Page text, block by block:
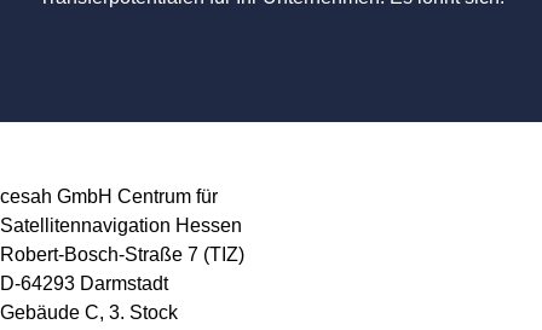
cesah GmbH Centrum für
Satellitennavigation Hessen
Robert-Bosch-Straße 7 (TIZ)
D-64293 Darmstadt
Gebäude C, 3. Stock